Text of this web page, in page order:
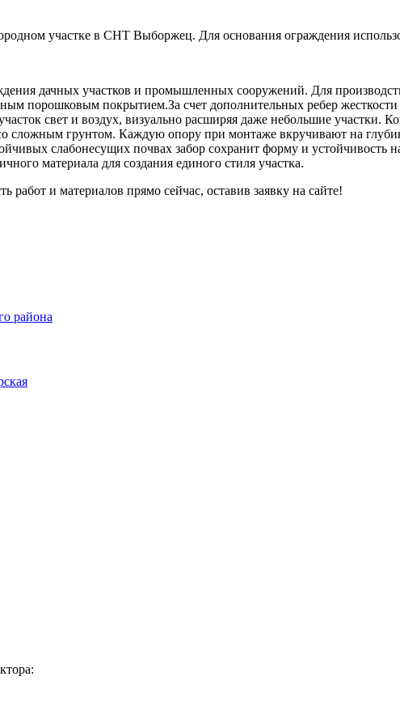
участке в СНТ Выборжец. Для основания ограждения
дачных участков и промышленных сооружений. Для
порошковым покрытием.За счет дополнительных ребер жесткости
свет и воздух, визуально расширяя даже небольшие участки.
сложным грунтом. Каждую опору при монтаже вкручивают на
слабонесущих почвах забор сохранит форму и устойчивость
материала для создания единого стиля участка.
работ и материалов прямо сейчас, оставив заявку на сайте!